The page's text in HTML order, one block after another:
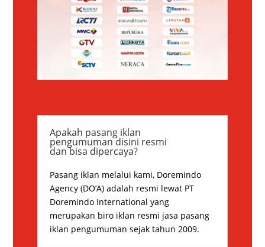
Apakah pasang iklan
pengumuman disini resmi
dan bisa dipercaya?
Pasang iklan melalui kami, Doremindo
Agency (DO’A) adalah resmi lewat PT
Doremindo International yang
merupakan biro iklan resmi jasa pasang
iklan pengumuman sejak tahun 2009.